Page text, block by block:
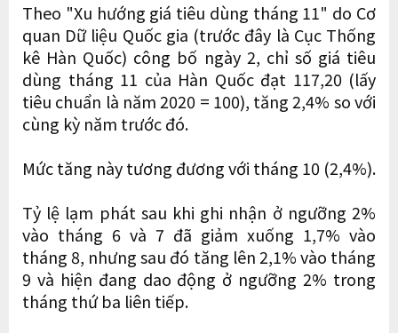
Theo "Xu hướng giá tiêu dùng tháng 11" do Cơ
quan Dữ liệu Quốc gia (trước đây là Cục Thống
kê Hàn Quốc) công bố ngày 2, chỉ số giá tiêu
dùng tháng 11 của Hàn Quốc đạt 117,20 (lấy
tiêu chuẩn là năm 2020 = 100), tăng 2,4% so với
cùng kỳ năm trước đó.
Mức tăng này tương đương với tháng 10 (2,4%).
Tỷ lệ lạm phát sau khi ghi nhận ở ngưỡng 2%
vào tháng 6 và 7 đã giảm xuống 1,7% vào
tháng 8, nhưng sau đó tăng lên 2,1% vào tháng
9 và hiện đang dao động ở ngưỡng 2% trong
tháng thứ ba liên tiếp.